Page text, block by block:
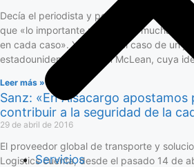
Servicios
Decía el periodista y poeta uruguayo Juan
que «lo importante no es tener muchas
en cada caso». Y éste fue el caso de un
estadounidense, Malcom McLean, cuya
Leer más »
Sanz: «En Alsacargo apostamos
contribuir a la seguridad de la
29 de abril de 2016
El proveedor global de transporte y
Logistics cuenta, desde el pasado 14 de